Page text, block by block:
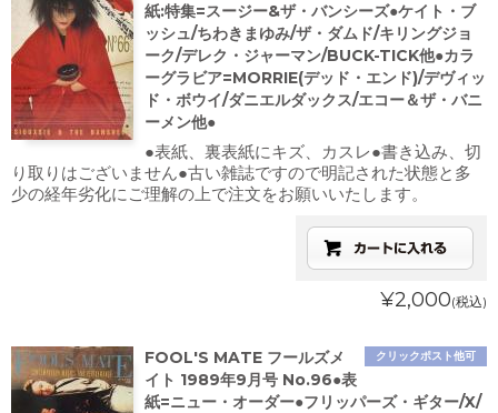
紙:特集=スージー&ザ・バンシーズ●ケイト・ブ
ッシュ/ちわきまゆみ/ザ・ダムド/キリングジョ
ーク/デレク・ジャーマン/BUCK-TICK他●カラ
ーグラビア=MORRIE(デッド・エンド)/デヴィッ
ド・ボウイ/ダニエルダックス/エコー＆ザ・バニ
ーメン他●
●表紙、裏表紙にキズ、カスレ●書き込み、切
り取りはございません●古い雑誌ですので明記された状態と多
少の経年劣化にご理解の上で注文をお願いいたします。
¥2,000(税込)
クリックポスト他可
FOOL'S MATE フールズメ
イト 1989年9月号 No.96●表
紙=ニュー・オーダー●フリッパーズ・ギター/X/